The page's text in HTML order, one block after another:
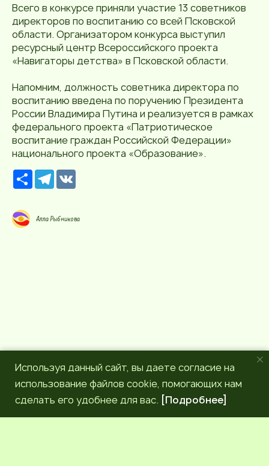
Всего в конкурсе приняли участие 13 советников
директоров по воспитанию со всей Псковской
области. Организатором конкурса выступил
ресурсный центр Всероссийского проекта
«Навигаторы детства» в Псковской области.
Напомним, должность советника директора по
воспитанию введена по поручению Президента
России Владимира Путина и реализуется в рамках
федерального проекта «Патриотическое
воспитание граждан Российской Федерации»
национального проекта «Образование».
Р
е
р
с
T
e
g
r
Алла Рыбникова
Используя данный сайт, вы даете согласие на
использование файлов cookie, помогающих нам
сделать его удобнее для вас. [Подробнее]